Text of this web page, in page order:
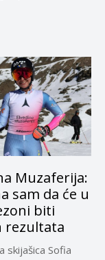
Muzaferija:
sam da će u
biti
rezultata
skijašica Sofia